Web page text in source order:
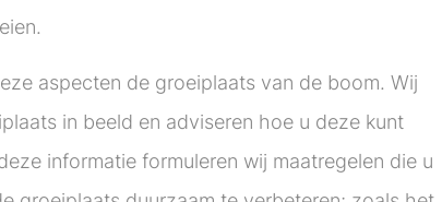
aspecten de groeiplaats van de boom. Wij
in beeld en adviseren hoe u deze kunt
informatie formuleren wij maatregelen die u